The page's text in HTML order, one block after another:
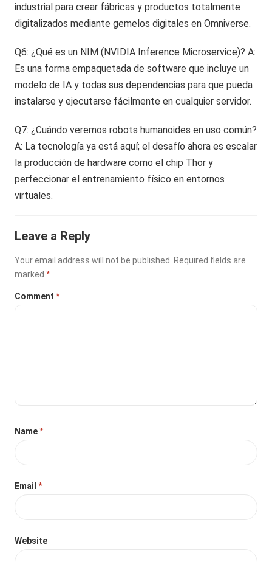
industrial para crear fábricas y productos totalmente
digitalizados mediante gemelos digitales en Omniverse.
Q6: ¿Qué es un NIM (NVIDIA Inference Microservice)? A:
Es una forma empaquetada de software que incluye un
modelo de IA y todas sus dependencias para que pueda
instalarse y ejecutarse fácilmente en cualquier servidor.
Q7: ¿Cuándo veremos robots humanoides en uso común?
A: La tecnología ya está aquí; el desafío ahora es escalar
la producción de hardware como el chip Thor y
perfeccionar el entrenamiento físico en entornos
virtuales.
Leave a Reply
Your email address will not be published.
Required fields are
marked*
Comment*
Name*
Email*
Website